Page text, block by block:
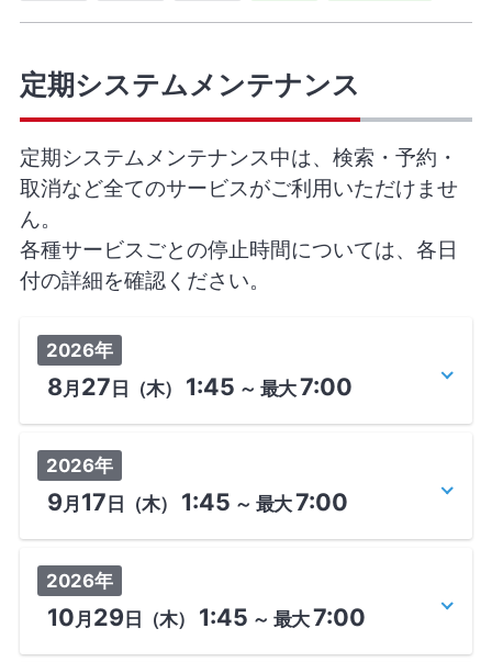
定期システムメンテナンス
定期システムメンテナンス中は、検索・予約・
取消など全てのサービスがご利用いただけませ
ん。
各種サービスごとの停止時間については、各日
付の詳細を確認ください。
2026年
8月 27 日 （木） 1:45 ～ 最大7:00
2026年
9月 17 日 （木） 1:45 ～ 最大7:00
2026年
10月 29 日 （木） 1:45 ～ 最大7:00